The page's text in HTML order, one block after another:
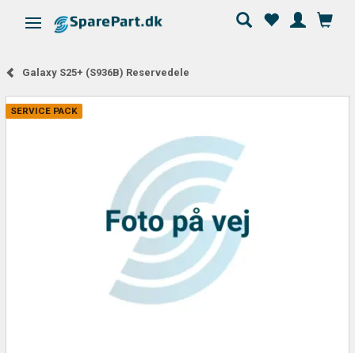
Skifte navigation
Galaxy S25+ (S936B) Reservedele
SERVICE PACK